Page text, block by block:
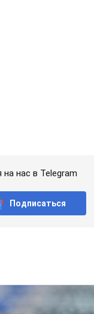
доллара: